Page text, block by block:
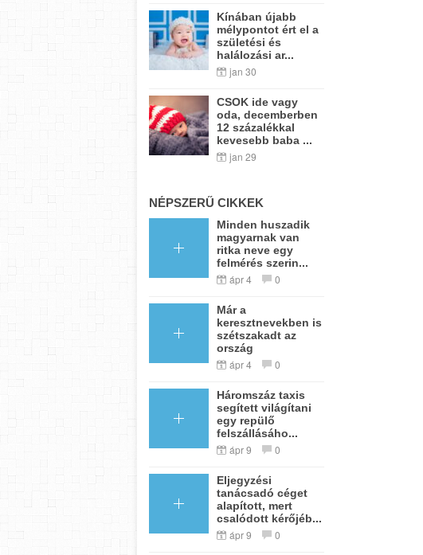
Kínában újabb
mélypontot ért el a
születési és
halálozási ar...
jan 30
CSOK ide vagy
oda, decemberben
12 százalékkal
kevesebb baba ...
jan 29
NÉPSZERŰ CIKKEK
Minden huszadik
magyarnak van
ritka neve egy
felmérés szerin...
ápr 4 0
Már a
keresztnevekben is
szétszakadt az
ország
ápr 4 0
Háromszáz taxis
segített világítani
egy repülő
felszállásáho...
ápr 9 0
Eljegyzési
tanácsadó céget
alapított, mert
csalódott kérőjéb...
ápr 9 0